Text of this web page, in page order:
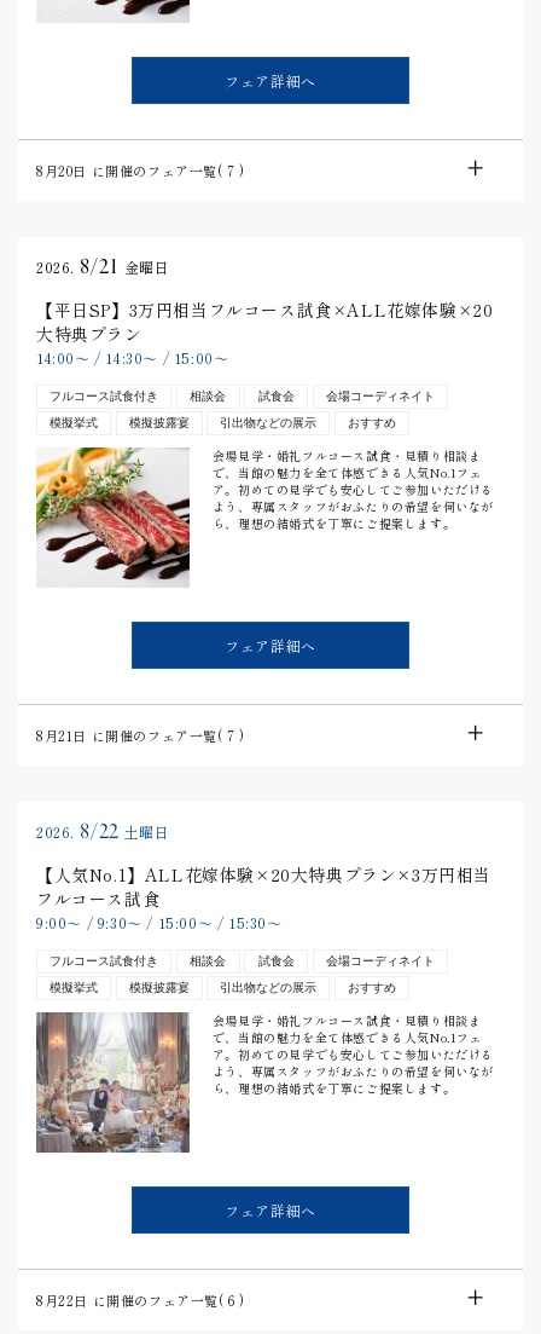
フェア詳細へ
8月20日 に開催のフェア一覧(7 )
2026. 8/21 金曜日
【平日SP】3万円相当フルコース試食×ALL花嫁体験×20
大特典プラン
14:00〜 / 14:30〜 / 15:00〜
フルコース試食付き 相談会 試食会
会場コーディネイト
模擬挙式
模擬披露宴 引出物などの展示 おすすめ
会場見学・婚礼フルコース試食・見積り相談ま
で、当館の魅力を全て体感できる人気No.1フェ
ア。初めての見学でも安心してご参加いただける
よう、専属スタッフがおふたりの希望を伺いなが
ら、理想の結婚式を丁寧にご提案します。
フェア詳細へ
8月21日 に開催のフェア一覧(7 )
2026. 8/22 土曜日
【人気No.1】ALL花嫁体験×20大特典プラン×3万円相当
フルコース試食
9:00〜 / 9:30〜 / 15:00〜 / 15:30〜
フルコース試食付き 相談会 試食会
会場コーディネイト
模擬挙式
模擬披露宴 引出物などの展示 おすすめ
会場見学・婚礼フルコース試食・見積り相談ま
で、当館の魅力を全て体感できる人気No.1フェ
ア。初めての見学でも安心してご参加いただける
よう、専属スタッフがおふたりの希望を伺いなが
ら、理想の結婚式を丁寧にご提案します。
フェア詳細へ
8月22日 に開催のフェア一覧(6 )